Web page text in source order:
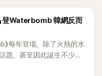
登Waterbomb 韓網反而
》每年登場，除了火熱的水
題，甚至因此誕生不少
神」。過去包括泫雅、宣